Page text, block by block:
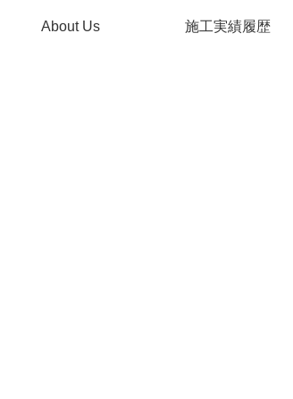
About Us 施工実績履歴